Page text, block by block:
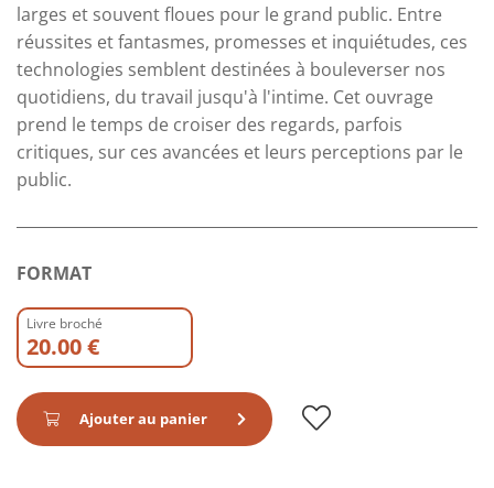
larges et souvent floues pour le grand public. Entre
réussites et fantasmes, promesses et inquiétudes, ces
technologies semblent destinées à bouleverser nos
quotidiens, du travail jusqu'à l'intime. Cet ouvrage
prend le temps de croiser des regards, parfois
critiques, sur ces avancées et leurs perceptions par le
public.
FORMAT
Livre broché
20.00 €
Ajouter au panier